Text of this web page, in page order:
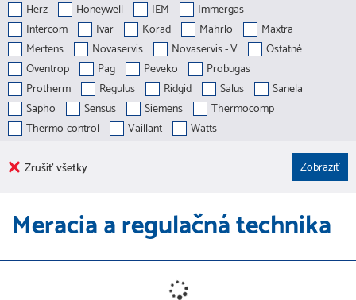
Herz
Honeywell IEM
Immergas
Intercom
Ivar Korad Mahrlo
Maxtra
Mertens
Novaservis Novaservis - V
Ostatné
Oventrop
Pag Peveko
Probugas
Protherm
Regulus Ridgid Salus
Sanela
Sapho
Sensus Siemens
Thermocomp
Thermo-control
Vaillant Watts
Zrušiť všetky
Meracia a regulačná technika